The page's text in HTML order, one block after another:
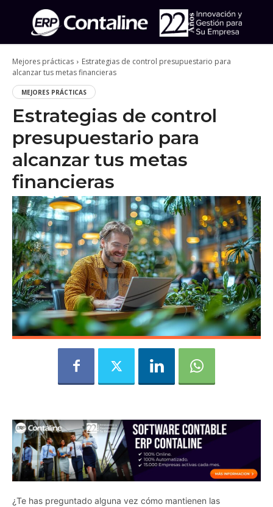
Mejores prácticas
Estrategias de control presupuestario para
alcanzar tus metas financieras
MEJORES PRÁCTICAS
Estrategias de control
presupuestario para
alcanzar tus metas
financieras
¿Te has preguntado alguna vez cómo mantienen las